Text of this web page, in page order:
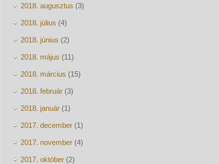
2018. augusztus (3)
2018. július (4)
2018. június (2)
2018. május (11)
2018. március (15)
2018. február(3)
2018. január(1)
2017. december(1)
2017. november(4)
2017. október(2)